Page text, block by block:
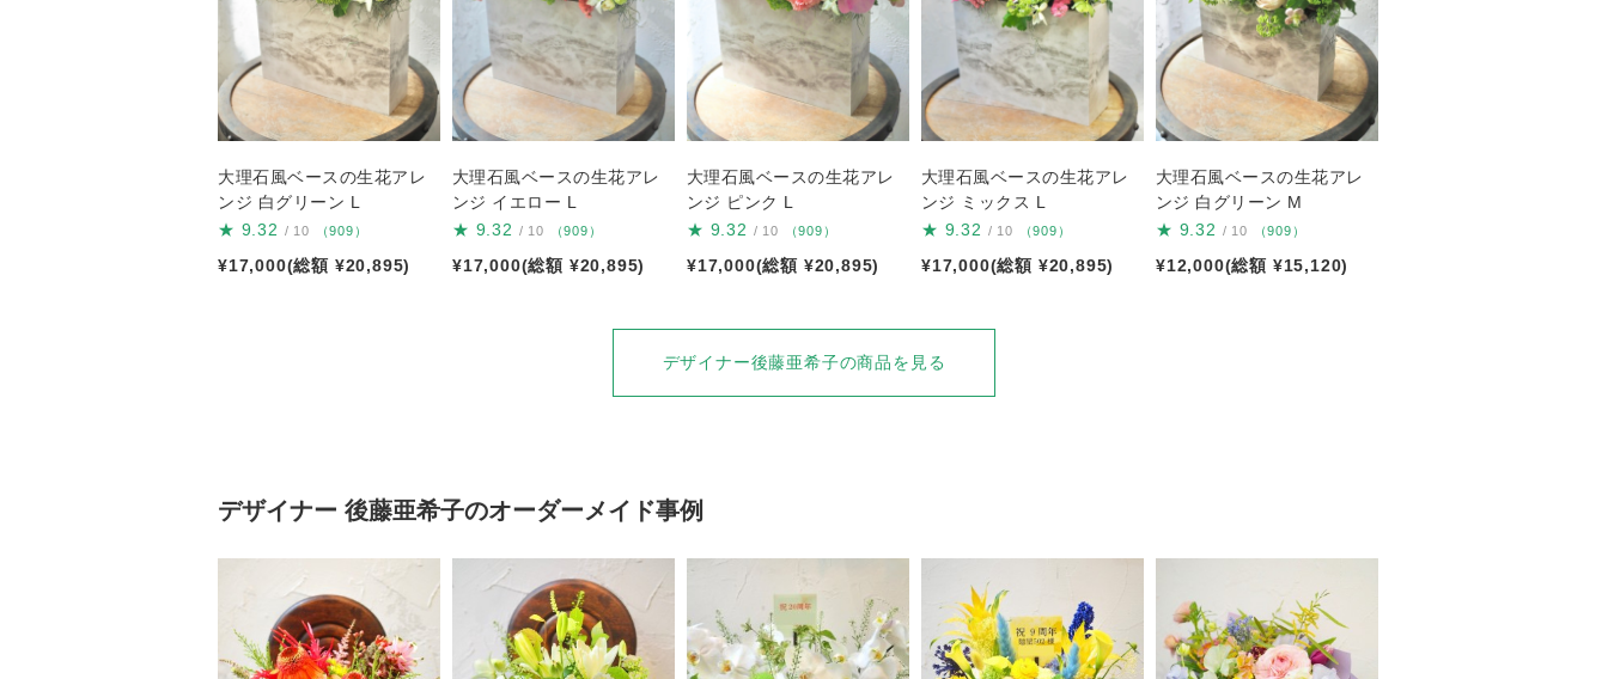
大理石風ベースの生花アレ
ンジ 白グリーン L
★ 9.32 / 10 （909）
¥17,000(総額 ¥20,895)
大理石風ベースの生花アレ
ンジ イエロー L
★ 9.32 / 10 （909）
¥17,000(総額 ¥20,895)
大理石風ベースの生花アレ
ンジ ピンク L
★ 9.32 / 10 （909）
¥17,000(総額 ¥20,895)
大理石風ベースの生花アレ
ンジ ミックス L
★ 9.32 / 10 （909）
¥17,000(総額 ¥20,895)
大理石風ベースの生花アレ
ンジ 白グリーン M
★ 9.32 / 10 （909）
¥12,000(総額 ¥15,120)
デザイナー後藤亜希子の商品を見る
デザイナー 後藤亜希子のオーダーメイド事例